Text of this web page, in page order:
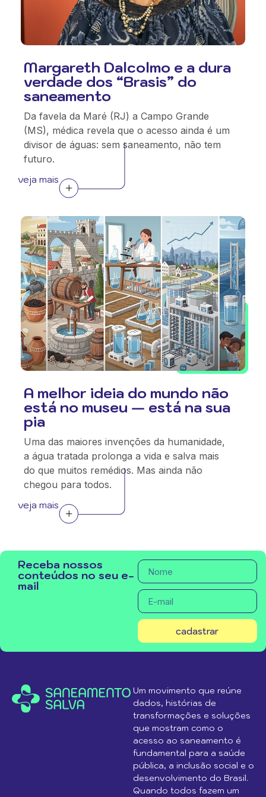
Margareth Dalcolmo e a dura
verdade dos “Brasis” do
saneamento
Da favela da Maré (RJ) a Campo Grande
(MS), médica revela que o acesso ainda é um
divisor de águas: sem saneamento, não tem
futuro.
veja mais
A melhor ideia do mundo não
está no museu — está na sua
pia
Uma das maiores invenções da humanidade,
a água tratada prolonga a vida e salva mais
do que muitos remédios. Mas ainda não
chegou para todos.
veja mais
Receba nossos
conteúdos no seu e-
mail
cadastrar
Um movimento que reúne
dados, histórias de
transformações e soluções
que mostram como o
acesso ao saneamento é
fundamental para a saúde
pública, a inclusão social e o
desenvolvimento do Brasil.
Quando todos fazem um